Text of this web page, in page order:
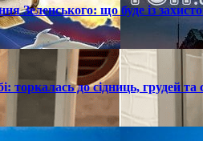
Зеленського: що буде із
до сідниць, грудей та